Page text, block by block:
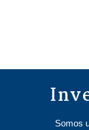
Somos